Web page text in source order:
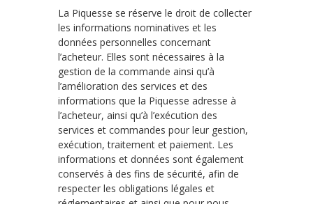
La Piquesse se réserve le droit de collecter
les informations nominatives et les
données personnelles concernant
l’acheteur. Elles sont nécessaires à la
gestion de la commande ainsi qu’à
l’amélioration des services et des
informations que la Piquesse adresse à
l’acheteur, ainsi qu’à l’exécution des
services et commandes pour leur gestion,
exécution, traitement et paiement. Les
informations et données sont également
conservés à des fins de sécurité, afin de
respecter les obligations légales et